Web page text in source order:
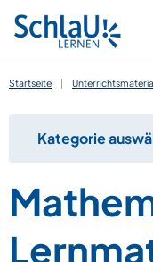
Startseite |
Kategorie